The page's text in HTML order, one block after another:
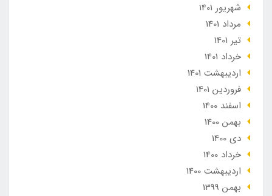
شهریور 1401
مرداد 1401
تير 1401
خرداد 1401
ارديبهشت 1401
فروردین 1401
اسفند 1400
بهمن 1400
دی 1400
خرداد 1400
ارديبهشت 1400
بهمن 1399